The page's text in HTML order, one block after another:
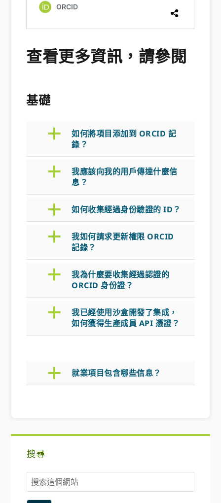
查看更多資訊，請參閱
基礎
a
如何將項目添加到 ORCID 記
錄？
a
我應該向我的用戶傳達什麼信
息？
a 如何收集經過身份驗證的 ID？
a
我如何請求更新權限 ORCID
記錄？
a
我為什麼要收集經過認證的
ORCID 身份證？
a
我已經使用沙盒開發了集成，
如何獲得生產成員 API 憑證？
a 就業項目包含哪些信息？
搜尋
搜
索